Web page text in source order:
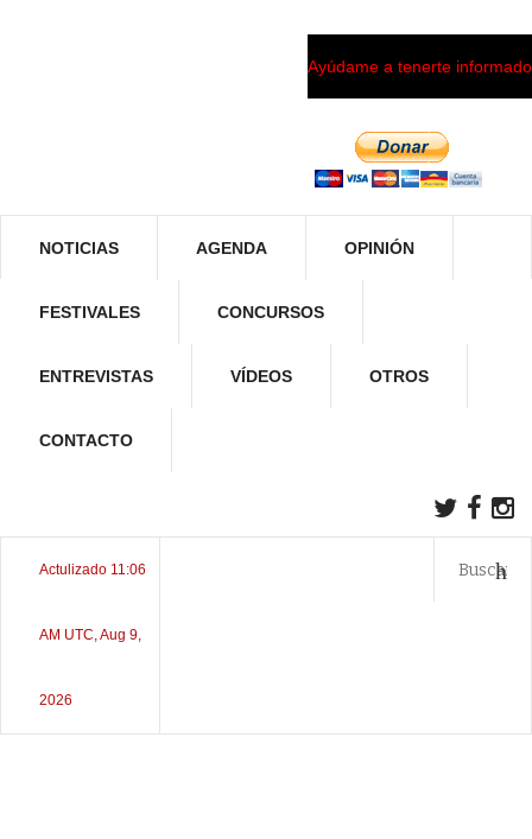
Ayúdame a tenerte informado
NOTICIAS AGENDA OPINIÓN
FESTIVALES CONCURSOS
ENTREVISTAS VÍDEOS OTROS
CONTACTO
Actulizado 11:06
AM UTC, Aug 9,
2026